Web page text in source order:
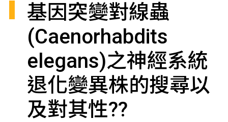
基因突變對線蟲
(Caenorhabdits
elegans)之神經系統
退化變異株的搜尋以
及對其性??